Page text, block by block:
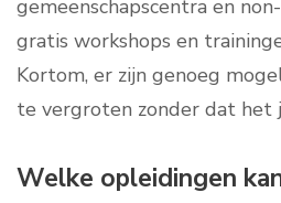
gemeenschapscentra en
gratis workshops en
Kortom, er zijn genoeg
te vergroten zonder dat het
Welke opleidingen